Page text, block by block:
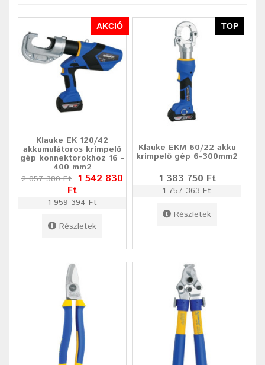
AKCIÓ
Klauke EK 120/42
akkumulátoros krimpelő
gép konnektorokhoz 16 -
400 mm2
2 057 380 Ft 1 542 830
Ft
1 959 394 Ft
Részletek
TOP
Klauke EKM 60/22 akku
krimpelő gép 6-300mm2
1 383 750 Ft
1 757 363 Ft
Részletek